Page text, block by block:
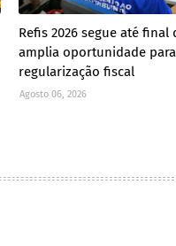
Refis 2026 segue até final
amplia oportunidade para
regularização fiscal
Agosto 06, 2026